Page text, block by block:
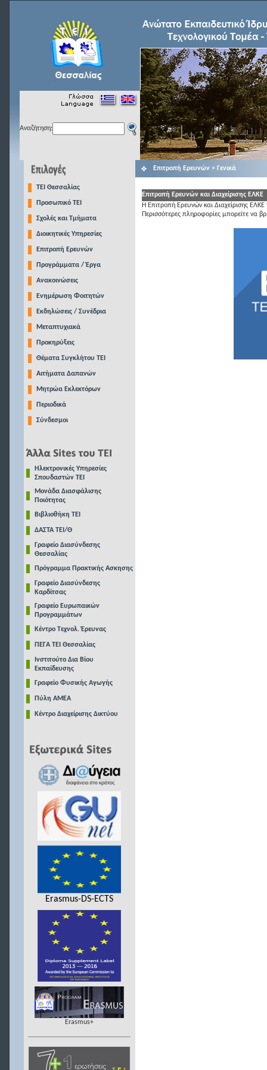
Αναζήτηση:
TEI Θεσσαλίας
Προσωπικό ΤΕΙ
Σχολές και Τμήματα
Διοικητικές Υπηρεσίες
Επιτροπή Ερευνών
Προγράμματα / Έργα
Ανακοινώσεις
Ενημέρωση Φοιτητών
Εκδηλώσεις / Συνέδρια
Μεταπτυχιακά
Προκηρύξεις
Θέματα Συγκλήτου ΤΕΙ
Αιτήματα Δαπανών
Μητρώα Εκλεκτόρων
Περιοδικά
Σύνδεσμοι
Ηλεκτρονικές Υπηρεσίες
Σπουδαστών ΤΕΙ
Μονάδα Διασφάλισης
Ποιότητας
Βιβλιοθήκη ΤΕΙ
ΔΑΣΤΑ ΤΕΙ/Θ
Γραφείο Διασύνδεσης
Θεσσαλίας
Πρόγραμμα Πρακτικής Ασκησης
Γραφείο Διασύνδεσης
Καρδίτσας
Γραφείο Ευρωπαικών
Προγραμμάτων
Κέντρο Τεχνολ. Έρευνας
ΠΕΓΑ ΤΕΙ Θεσσαλίας
Ινστιτούτο Δια Βίου
Εκπαίδευσης
Γραφείο Φυσικής Αγωγής
Πύλη ΑΜΕΑ
Κέντρο Διαχείρισης Δικτύου
Erasmus-DS-ECTS
Erasmus+
Επιτροπή Ερευνών > Γενικά
Επιτροπή Ερευνών και Διαχείρισης ΕΛΚΕ
Η Επιτροπή Ερευνών και Διαχείρισης ΕΛΚΕ
Περισσότερες πληροφορίες μπορείτε να